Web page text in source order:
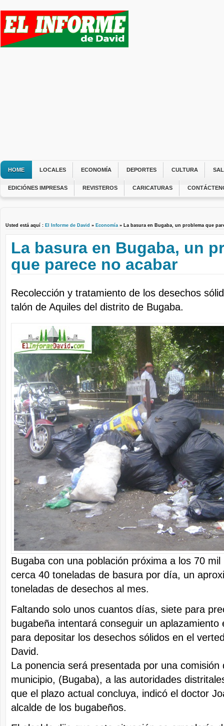
HOME LOCALES ECONOMÍA DEPORTES CULTURA
EDICIÓNES IMPRESAS REVISTEROS CARICATURAS
Usted está aquí : El Informe de David » Economía » La basura en Bugaba, un problema que
La basura en Bugaba, un
que parece no acabar
Recolección y tratamiento de los desechos
talón de Aquiles del distrito de Bugaba.
Bugaba con una población próxima a los 70
cerca 40 toneladas de basura por día, un
toneladas de desechos al mes.
Faltando solo unos cuantos días, siete para
bugabeña intentará conseguir un aplazamiento
para depositar los desechos sólidos en el
David.
La ponencia será presentada por una comisión
municipio, (Bugaba), a las autoridades
que el plazo actual concluya, indicó el doctor
alcalde de los bugabeños.